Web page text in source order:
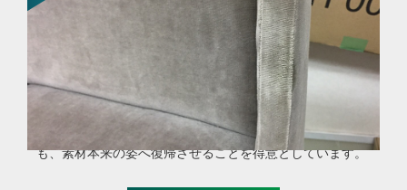
繊維素材に付着したシミを除去しました。素材を傷めない
ように独自配合の洗剤を使用します。丸洗いできない物で
も、素材本来の姿へ復帰させることを得意としています。